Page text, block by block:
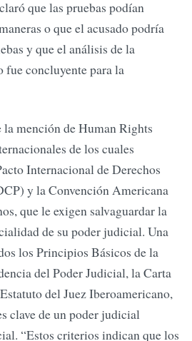
que las pruebas podían
o que el acusado podría
y que el análisis de la
concluyente para la
mención de Human Rights
de los cuales
Internacional de Derechos
y la Convención Americana
que le exigen salvaguardar la
de su poder judicial. Una
los Principios Básicos de la
del Poder Judicial, la Carta
del Juez Iberoamericano,
clave de un poder judicial
“Estos criterios indican que los